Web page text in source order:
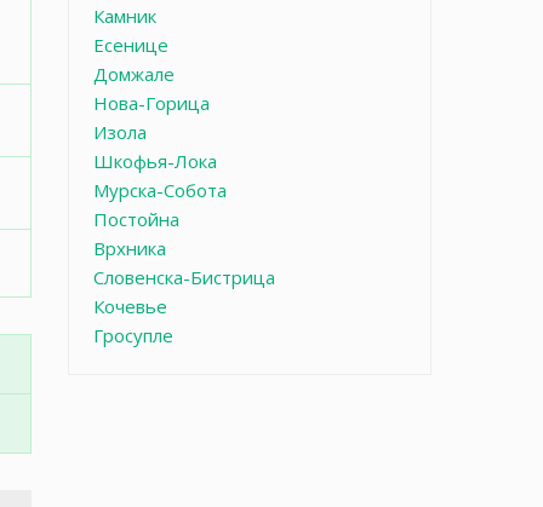
Камник
Есенице
Домжале
Нова-Горица
Изола
Шкофья-Лока
Мурска-Собота
Постойна
Врхника
Словенска-Бистрица
Кочевье
Гросупле